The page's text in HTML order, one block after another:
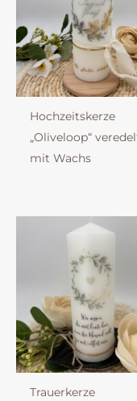
Hochzeitskerze
„Oliveloop“
mit Wachs
Trauerkerze